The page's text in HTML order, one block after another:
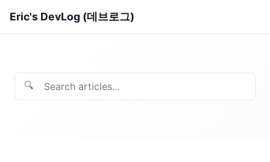
Eric's DevLog (데브로그)
🔍